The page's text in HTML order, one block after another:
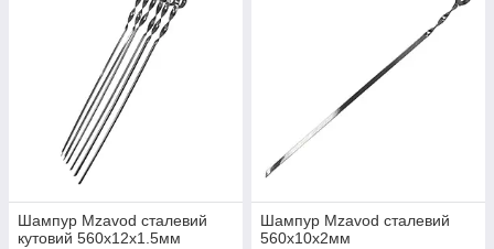
Шампур Mzavod сталевий
кутовий 560х12х1.5мм
Шампур Mzavod сталевий
560х10х2мм